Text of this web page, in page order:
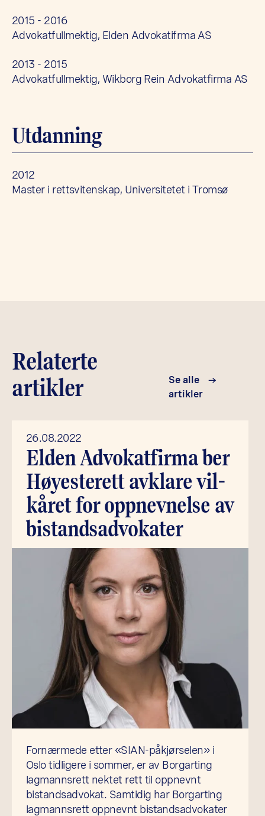
2015 - 2016
Advokatfullmektig, Elden Advokatifrma AS
2013 - 2015
Advokatfullmektig, Wikborg Rein Advokatfirma AS
Utdanning
2012
Master i rettsvitenskap, Universitetet i Tromsø
Relaterte
artikler
Se alle
artikler
26.08.2022
Elden Advo­kat­fir­ma ber
Høy­este­rett avkla­re vil­
kå­ret for opp­nev­nel­se av
bistandsadvokater
Fornærmede etter «SIAN-påkjørselen» i
Oslo tidligere i sommer, er av Borgarting
lagmannsrett nektet rett til oppnevnt
bistandsadvokat. Samtidig har Borgarting
lagmannsrett oppnevnt bistandsadvokater